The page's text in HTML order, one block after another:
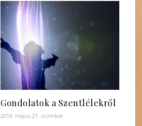
Gondolatok a Szentlélekről
2016. május 21. szombat